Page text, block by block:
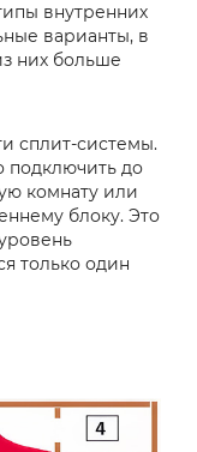
внутренних
варианты, в
них больше
сплит-системы.
подключить до
комнату или
блоку. Это
только один